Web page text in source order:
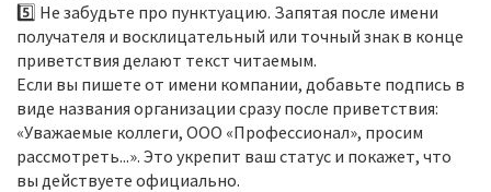
5️⃣ Не забудьте про пунктуацию. Запятая после имени
получателя и восклицательный или точный знак в конце
приветствия делают текст читаемым.
Если вы пишете от имени компании, добавьте подпись в
виде названия организации сразу после приветствия:
«Уважаемые коллеги, ООО «Профессионал», просим
рассмотреть...». Это укрепит ваш статус и покажет, что
вы действуете официально.